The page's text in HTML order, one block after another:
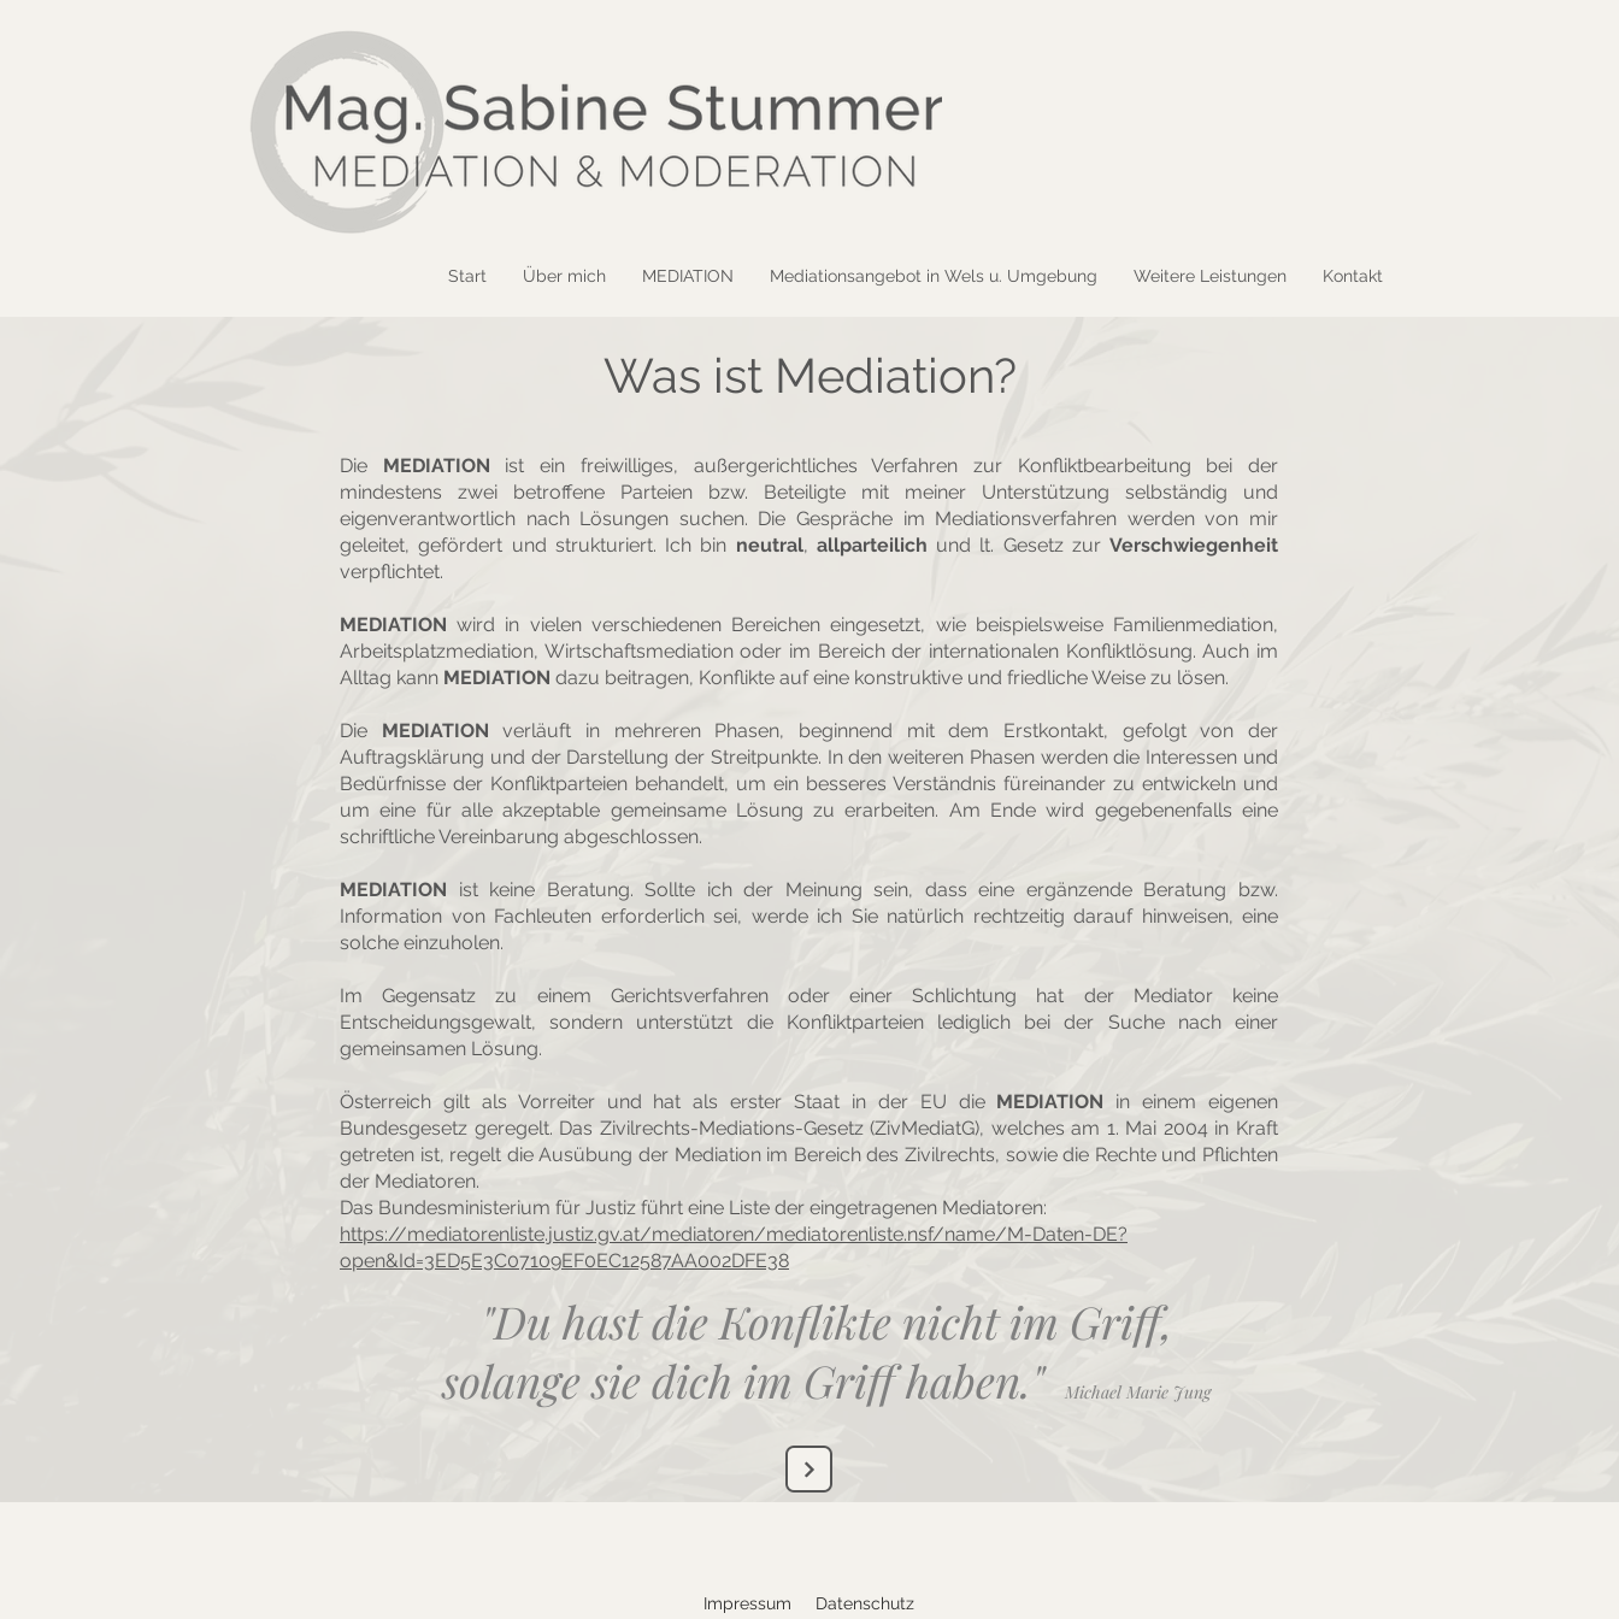
Start Über mich MEDIATION Mediationsangebot in Wels u. Umgebung Weitere Leistungen Kontakt
Was ist Mediation?
Die MEDIATION ist ein freiwilliges, außergerichtliches Verfahren zur Konfliktbearbeitung bei der
mindestens zwei betroffene Parteien bzw. Beteiligte mit meiner Unterstützung selbständig und
eigenverantwortlich nach Lösungen suchen. Die Gespräche im Mediationsverfahren werden von mir
geleitet, gefördert und strukturiert. Ich bin neutral, allparteilich und lt. Gesetz zur Verschwiegenheit
verpflichtet.
MEDIATION wird in vielen verschiedenen Bereichen eingesetzt, wie beispielsweise Familienmediation,
Arbeitsplatzmediation, Wirtschaftsmediation oder im Bereich der internationalen Konfliktlösung. Auch im
Alltag kann MEDIATION dazu beitragen, Konflikte auf eine konstruktive und friedliche Weise zu lösen.
Die MEDIATIONverläuft in mehreren Phasen, beginnend mit dem Erstkontakt, gefolgt von der
Auftragsklärung und der Darstellung der Streitpunkte. In den weiteren Phasen werden die Interessen und
Bedürfnisse der Konfliktparteien behandelt, um ein besseres Verständnis füreinander zu entwickeln und
um eine für alle akzeptable gemeinsame Lösung zu erarbeiten. Am Ende wird gegebenenfalls eine
schriftliche Vereinbarung abgeschlossen.
MEDIATION ist keine Beratung. Sollte ich der Meinung sein, dass eine ergänzende Beratung bzw.
Information von Fachleuten erforderlich sei, werde ich Sie natürlich rechtzeitig darauf hinweisen, eine
solche einzuholen.
Im Gegensatz zu einem Gerichtsverfahren oder einer Schlichtung hat der Mediator keine
Entscheidungsgewalt, sondern unterstützt die Konfliktparteien lediglich bei der Suche nach einer
gemeinsamen Lösung.
​Österreich gilt als Vorreiter und hat als erster Staat in der EU die MEDIATION in einem eigenen
Bundesgesetz geregelt. Das Zivilrechts-Mediations-Gesetz (ZivMediatG), welches am 1. Mai 2004 in Kraft
getreten ist, regelt die Ausübung der Mediation im Bereich des Zivilrechts, sowie die Rechte und Pflichten
der Mediatoren.
Das Bundesministerium für Justiz führt eine Liste der eingetragenen Mediatoren:
https://mediatorenliste.justiz.gv.at/mediatoren/mediatorenliste.nsf/name/M-Daten-DE?
open&Id=3ED5E3C07109EF0EC12587AA002DFE38
"Du hast die Konflikte nicht im Griff,
solange sie dich im Griff haben."
Michael Marie Jung
Impressum Datenschutz